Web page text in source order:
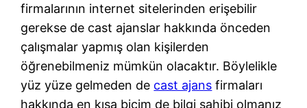
firmalarının internet sitelerinden erişebilir
gerekse de cast ajanslar hakkında önceden
çalışmalar yapmış olan kişilerden
öğrenebilmeniz mümkün olacaktır. Böylelikle
yüz yüze gelmeden de cast ajans firmaları
hakkında en kısa biçim de bilgi sahibi olmanız